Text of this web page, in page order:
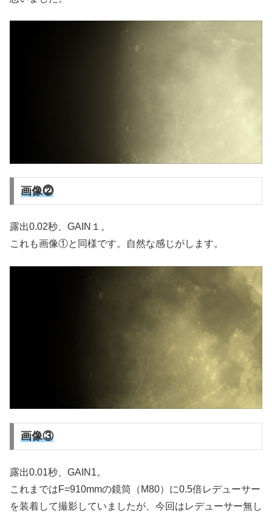
画像⓶
露出0.02秒、GAIN１。
これも画像①と同様です。自然な感じがします。
画像③
露出0.01秒、GAIN1。
これまではF=910mmの鏡筒（M80）に0.5倍レデューサー
を装着して撮影していましたが、今回はレデューサー無し